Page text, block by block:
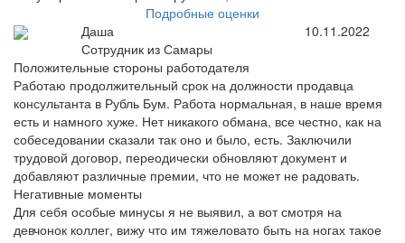
Подробные оценки
Даша
Сотрудник из Самары
10.11.2022
Положительные стороны работодателя
Работаю продолжительный срок на должности продавца
консультанта в Рубль Бум. Работа нормальная, в наше время
есть и намного хуже. Нет никакого обмана, все честно, как на
собеседовании сказали так оно и было, есть. Заключили
трудовой договор, переодически обновляют документ и
добавляют различные премии, что не может не радовать.
Негативные моменты
Для себя особые минусы я не выявил, а вот смотря на
девчонок коллег, вижу что им тяжеловато быть на ногах такое